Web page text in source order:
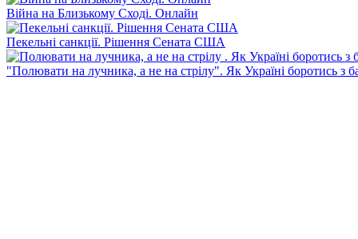
Війна на Близькому Сході. Онлайн
Пекельні санкції. Рішення Сената США
"Полювати на лучника, а не на стрілу". Як Україні боротись з